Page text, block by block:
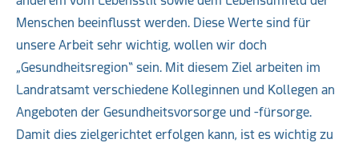
Menschen beeinflusst werden. Diese Werte sind für
unsere Arbeit sehr wichtig, wollen wir doch
„Gesundheitsregion“ sein. Mit diesem Ziel arbeiten im
Landratsamt verschiedene Kolleginnen und Kollegen an
Angeboten der Gesundheitsvorsorge und -fürsorge.
Damit dies zielgerichtet erfolgen kann, ist es wichtig zu